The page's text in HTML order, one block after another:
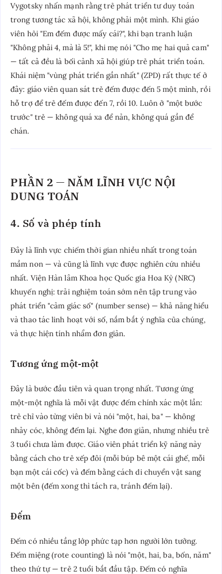
Vygotsky nhấn mạnh rằng trẻ phát triển tư duy toán
trong tương tác xã hội, không phải một mình. Khi giáo
viên hỏi "Em đếm được mấy cái?", khi bạn tranh luận
"Không phải 4, mà là 5!", khi mẹ nói "Cho mẹ hai quả cam"
— tất cả đều là bối cảnh xã hội giúp trẻ phát triển toán.
Khái niệm "vùng phát triển gần nhất" (ZPD) rất thực tế ở
đây: giáo viên quan sát trẻ đếm được đến 5 một mình, rồi
hỗ trợ để trẻ đếm được đến 7, rồi 10. Luôn ở "một bước
trước" trẻ — không quá xa để nản, không quá gần để
chán.
PHẦN 2 — NĂM LĨNH VỰC NỘI
DUNG TOÁN
4. Số và phép tính
Đây là lĩnh vực chiếm thời gian nhiều nhất trong toán
mầm non — và cũng là lĩnh vực được nghiên cứu nhiều
nhất. Viện Hàn lâm Khoa học Quốc gia Hoa Kỳ (NRC)
khuyến nghị: trải nghiệm toán sớm nên tập trung vào
phát triển "cảm giác số" (number sense) — khả năng hiểu
và thao tác linh hoạt với số, nắm bắt ý nghĩa của chúng,
và thực hiện tính nhẩm đơn giản.
Tương ứng một-một
Đây là bước đầu tiên và quan trọng nhất. Tương ứng
một-một nghĩa là mỗi vật được đếm chính xác một lần:
trẻ chỉ vào từng viên bi và nói "một, hai, ba" — không
nhảy cóc, không đếm lại. Nghe đơn giản, nhưng nhiều trẻ
3 tuổi chưa làm được. Giáo viên phát triển kỹ năng này
bằng cách cho trẻ xếp đôi (mỗi búp bê một cái ghế, mỗi
bạn một cái cốc) và đếm bằng cách di chuyển vật sang
một bên (đếm xong thì tách ra, tránh đếm lại).
Đếm
Đếm có nhiều tầng lớp phức tạp hơn người lớn tưởng.
Đếm miệng (rote counting) là nói "một, hai, ba, bốn, năm"
theo thứ tự — trẻ 2 tuổi bắt đầu tập. Đếm có nghĩa